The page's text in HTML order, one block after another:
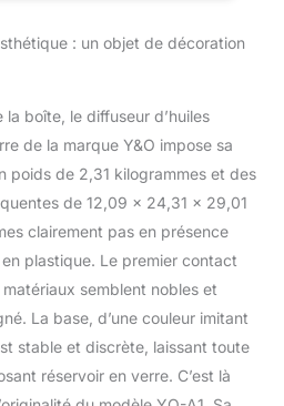
parfumée
naturelle pour la
l'humidification,
parfum à une
température stable
de 50 °C. La vapeur
apaisante et l'arôme
aident à soulager le
stress et à détendre
l'esprit.
Aromathérapie
naturelle et saine :
doté d'un réservoir
en verre borosilicate,
d'un tube de brume
et d'une tasse
: un objet de décoration
la boîte, le diffuseur d’huiles
de la marque Y&O impose sa
poids de 2,31 kilogrammes et des
de 12,09 x 24,31 x 29,01
clairement pas en présence
plastique. Le premier contact
semblent nobles et
La base, d’une couleur imitant
stable et discrète, laissant toute
réservoir en verre. C’est là